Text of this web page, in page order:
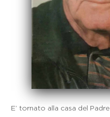
E’ tornato alla casa del Padre